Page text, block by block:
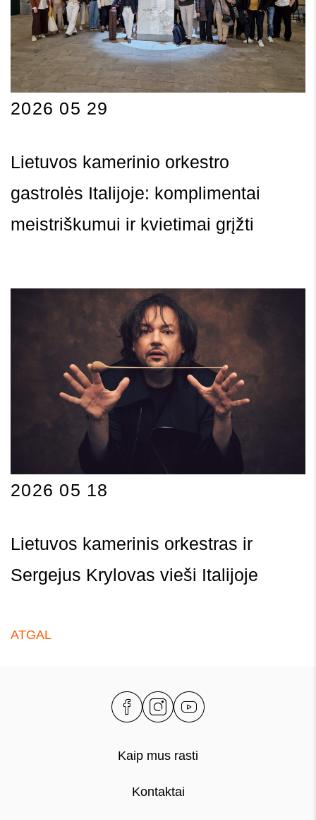
2026 05 29
Lietuvos kamerinio orkestro
gastrolės Italijoje: komplimentai
meistriškumui ir kvietimai grįžti
2026 05 18
Lietuvos kamerinis orkestras ir
Sergejus Krylovas vieši Italijoje
ATGAL
Kaip mus rasti
Kontaktai